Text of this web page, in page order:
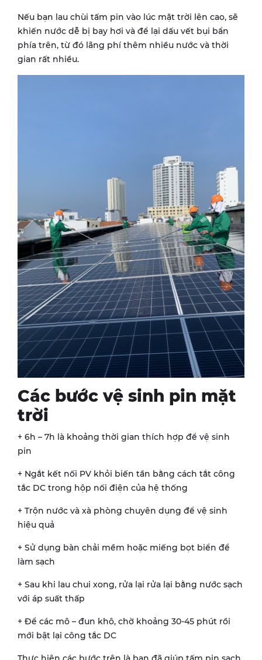
Nếu bạn lau chùi tấm pin vào lúc mặt trời lên cao, sẽ
khiến nước dễ bị bay hơi và để lại dấu vết bụi bẩn
phía trên, từ đó lãng phí thêm nhiều nước và thời
gian rất nhiều.
Các bước vệ sinh pin mặt
trời
+ 6h – 7h là khoảng thời gian thích hợp để vệ sinh
pin
+ Ngắt kết nối PV khỏi biến tần bằng cách tắt công
tắc DC trong hộp nối điện của hệ thống
+ Trộn nước và xà phòng chuyên dụng để vệ sinh
hiệu quả
+ Sử dụng bàn chải mềm hoặc miếng bọt biển để
làm sạch
+ Sau khi lau chui xong, rửa lại rửa lại bằng nước sạch
với áp suất thấp
+ Để các mô – đun khô, chờ khoảng 30-45 phút rồi
mới bật lại công tắc DC